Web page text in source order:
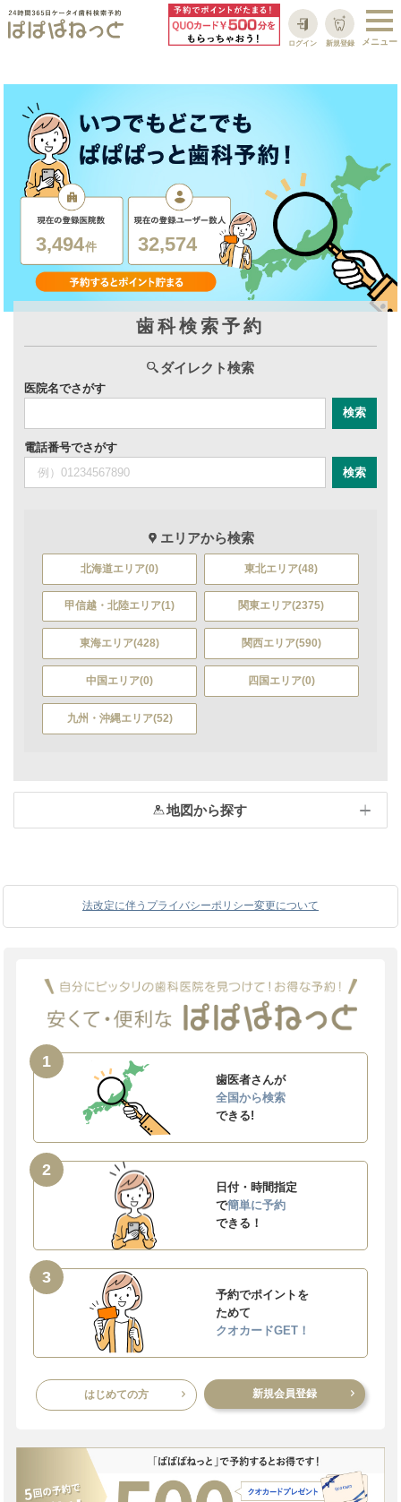
新規登録
ログイン
3,494件 32,574
地図から探す
歯科検索予約
ダイレクト検索
医院名でさがす
電話番号でさがす
エリアから検索
北海道エリア(0) 東北エリア(48)
甲信越・北陸エリア(1) 関東エリア(2375)
東海エリア(428) 関西エリア(590)
中国エリア(0) 四国エリア(0)
九州・沖縄エリア(52)
法改定に伴うプライバシーポリシー変更について
1
歯医者さんが
全国から検索
できる!
2
日付・時間指定
で簡単に予約
できる！
3
予約でポイントを
ためて
クオカードGET！
はじめての方 新規会員登録